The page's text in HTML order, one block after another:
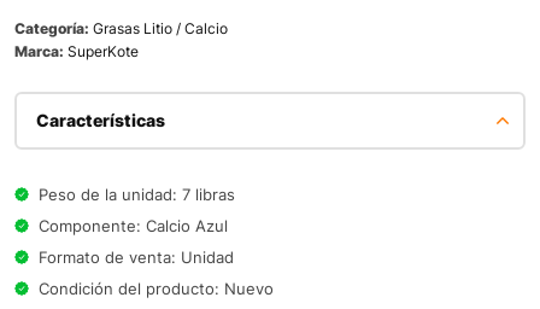
Categoría: Grasas Litio / Calcio
Marca: SuperKote
Características
Peso de la unidad: 7 libras
Componente: Calcio Azul
Formato de venta: Unidad
Condición del producto: Nuevo